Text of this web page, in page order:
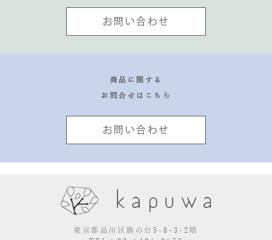
お問い合わせ
商品に関する
お問合せはこちら
お問い合わせ
東京都品川区旗の台5-8-3-2階